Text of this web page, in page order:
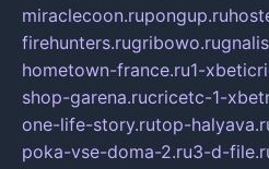
miraclecoon.rupongup.ru
firehunters.rugribowo.ru
hometown-france.ru1-
shop-garena.rucricetc-1-
one-life-story.rutop-
poka-vse-doma-2.ru3-d-